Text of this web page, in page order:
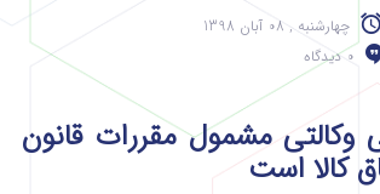
چهارشنبه , 08 آبان 1398
0 دیدگاه
وکالتی مشمول مقررات قانون
کالا است